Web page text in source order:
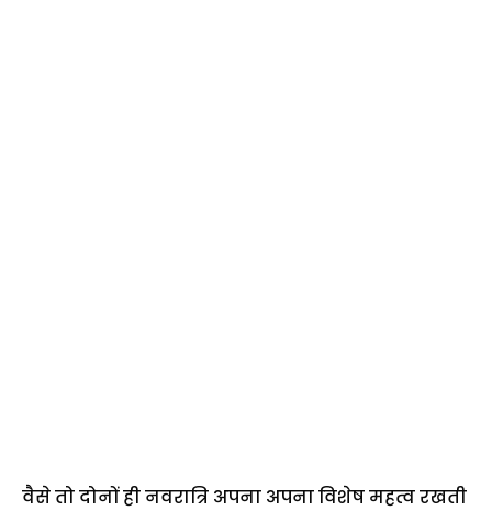
वैसे तो दोनों ही नवरात्रि अपना अपना विशेष महत्व रखती